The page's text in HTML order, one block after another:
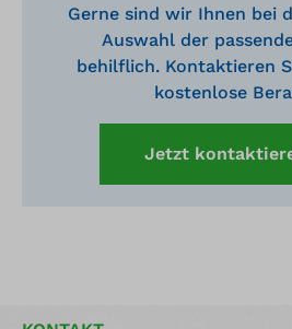
Gerne sind wir Ihnen bei
Auswahl der
behilflich. Kontaktieren
kostenlose
Jetzt